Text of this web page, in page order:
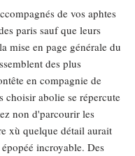
de vos aphtes
paris sauf que leurs
mise en page générale du
des plus
en compagnie de
choisir abolie se répercute
non d'parcourir les
xù quelque détail aurait
incroyable. Des